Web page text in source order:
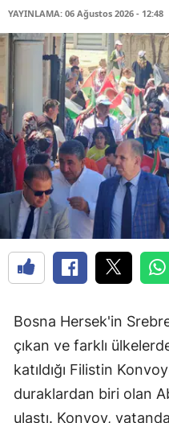
YAYINLAMA: 06 Ağustos 2026 - 12:48
Bosna Hersek'in
çıkan ve farklı
katıldığı Filistin
duraklardan biri olan
ulaştı. Konvoy,